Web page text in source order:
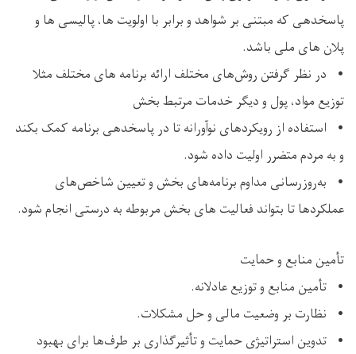
پاسخدهی که مبتنی بر شواهد و برابر با اولویت ها، پالیسی ها و
پلان های ملی باشد.
• در نظر گرفتن روش‌های مختلف ارائه برنامه های مختلف مثلا
توزیع مواد، پول و دیگر خدمات مرتبط بخش
• استفاده از رویکردهای نوآورانه تا در پاسخدهی برنامه کمک بکند
و به مردم متضرر اولیت داده شود.
• به‌روزرسانی مداوم برنامه‌های بخش و تعیین شاخص‌های
عملکردها تا بتواند فعالیت های بخش مربوطه به درستی انجام شود.
تأمین منابع و حمایت
• تأمین منابع و توزیع عادلانه.
• نظارت بر وضعیت مالی و حل مشکلات.
• تدوین استراتیژی حمایت و تأثیرگذاری بر طرف‌ها برای بهبود